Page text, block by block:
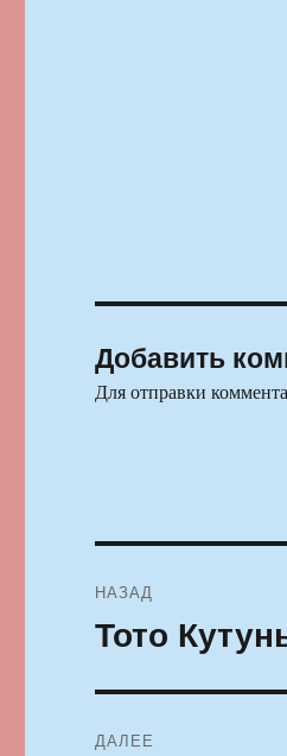
Добавить
Для отправки
по
НАЗАД
Предыдущая
Тото
ДАЛЕЕ